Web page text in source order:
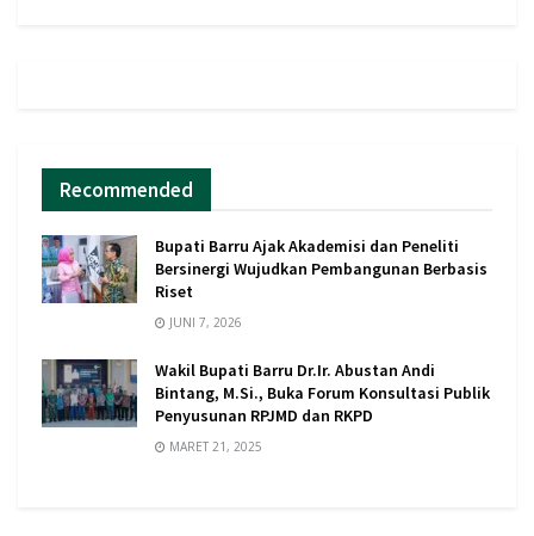
Recommended
Bupati Barru Ajak Akademisi dan Peneliti
Bersinergi Wujudkan Pembangunan Berbasis
Riset
JUNI 7, 2026
Wakil Bupati Barru Dr.Ir. Abustan Andi
Bintang, M.Si., Buka Forum Konsultasi Publik
Penyusunan RPJMD dan RKPD
MARET 21, 2025